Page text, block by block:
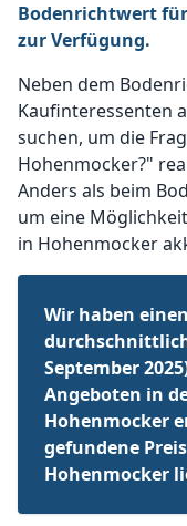
Bodenrichtwert
zur Verfügung.
Neben dem
Kaufinteressenten
suchen, um die
Hohenmocker?"
Anders als beim
um eine
in Hohenmocker
Wir haben
durchschnittlich
September
Angeboten in
Hohenmocker
gefundene
Hohenmocker